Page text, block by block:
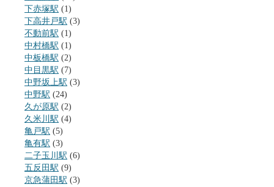
下赤塚駅 (1)
下高井戸駅 (3)
不動前駅 (1)
中村橋駅 (1)
中板橋駅 (2)
中目黒駅 (7)
中野坂上駅 (3)
中野駅 (24)
久が原駅 (2)
久米川駅 (4)
亀戸駅 (5)
亀有駅 (3)
二子玉川駅 (6)
五反田駅 (9)
京急蒲田駅 (3)